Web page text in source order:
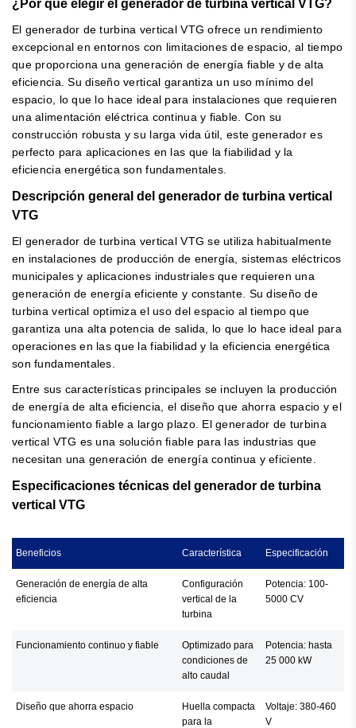
¿Por qué elegir el generador de turbina vertical VTG?
El generador de turbina vertical VTG ofrece un rendimiento
excepcional en entornos con limitaciones de espacio, al tiempo
que proporciona una generación de energía fiable y de alta
eficiencia. Su diseño vertical garantiza un uso mínimo del
espacio, lo que lo hace ideal para instalaciones que requieren
una alimentación eléctrica continua y fiable. Con su
construcción robusta y su larga vida útil, este generador es
perfecto para aplicaciones en las que la fiabilidad y la
eficiencia energética son fundamentales.
Descripción general del generador de turbina vertical
VTG
El generador de turbina vertical VTG se utiliza habitualmente
en instalaciones de producción de energía, sistemas eléctricos
municipales y aplicaciones industriales que requieren una
generación de energía eficiente y constante. Su diseño de
turbina vertical optimiza el uso del espacio al tiempo que
garantiza una alta potencia de salida, lo que lo hace ideal para
operaciones en las que la fiabilidad y la eficiencia energética
son fundamentales.
Entre sus características principales se incluyen la producción
de energía de alta eficiencia, el diseño que ahorra espacio y el
funcionamiento fiable a largo plazo. El generador de turbina
vertical VTG es una solución fiable para las industrias que
necesitan una generación de energía continua y eficiente.
Especificaciones técnicas del generador de turbina
vertical VTG
Beneficios Característica Especificación
Generación de energía de alta
eficiencia
Configuración
vertical de la
turbina
Potencia: 100-
5000 CV
Funcionamiento continuo y fiable
Optimizado para
condiciones de
alto caudal
Potencia: hasta
25 000 kW
Diseño que ahorra espacio
Huella compacta
para la
Voltaje: 380-460
V